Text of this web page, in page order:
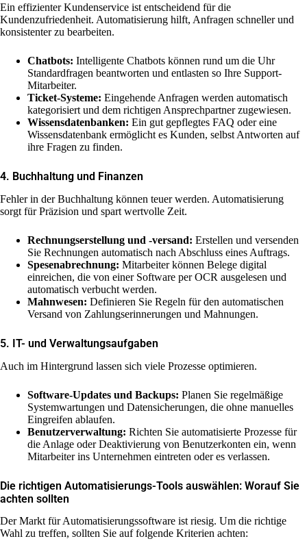
Ein effizienter Kundenservice ist entscheidend für die
Kundenzufriedenheit. Automatisierung hilft, Anfragen schneller und
konsistenter zu bearbeiten.
Chatbots: Intelligente Chatbots können rund um die Uhr
Standardfragen beantworten und entlasten so Ihre Support-
Mitarbeiter.
Ticket-Systeme: Eingehende Anfragen werden automatisch
kategorisiert und dem richtigen Ansprechpartner zugewiesen.
Wissensdatenbanken: Ein gut gepflegtes FAQ oder eine
Wissensdatenbank ermöglicht es Kunden, selbst Antworten auf
ihre Fragen zu finden.
4. Buchhaltung und Finanzen
Fehler in der Buchhaltung können teuer werden. Automatisierung
sorgt für Präzision und spart wertvolle Zeit.
Rechnungserstellung und -versand: Erstellen und versenden
Sie Rechnungen automatisch nach Abschluss eines Auftrags.
Spesenabrechnung: Mitarbeiter können Belege digital
einreichen, die von einer Software per OCR ausgelesen und
automatisch verbucht werden.
Mahnwesen: Definieren Sie Regeln für den automatischen
Versand von Zahlungserinnerungen und Mahnungen.
5. IT- und Verwaltungsaufgaben
Auch im Hintergrund lassen sich viele Prozesse optimieren.
Software-Updates und Backups: Planen Sie regelmäßige
Systemwartungen und Datensicherungen, die ohne manuelles
Eingreifen ablaufen.
Benutzerverwaltung: Richten Sie automatisierte Prozesse für
die Anlage oder Deaktivierung von Benutzerkonten ein, wenn
Mitarbeiter ins Unternehmen eintreten oder es verlassen.
Die richtigen Automatisierungs-Tools auswählen: Worauf Sie
achten sollten
Der Markt für Automatisierungssoftware ist riesig. Um die richtige
Wahl zu treffen, sollten Sie auf folgende Kriterien achten: